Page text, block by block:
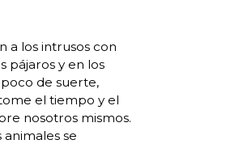
a los intrusos con
pájaros y en los
de suerte,
el tiempo y el
nosotros mismos.
se